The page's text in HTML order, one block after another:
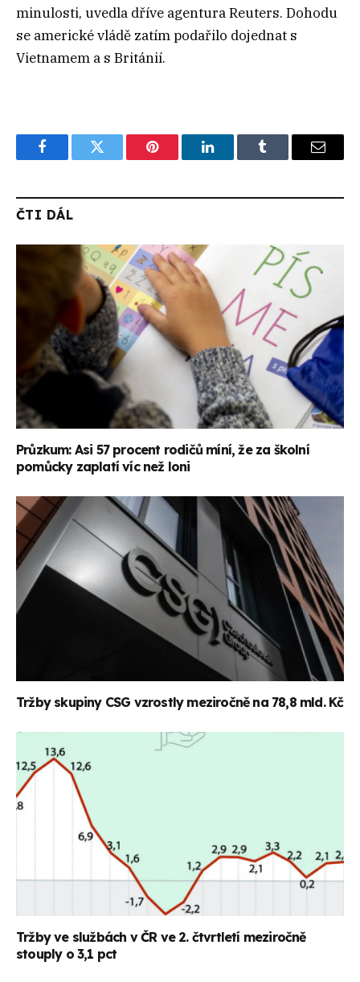
minulosti, uvedla dříve agentura Reuters. Dohodu
se americké vládě zatím podařilo dojednat s
Vietnamem a s Británií.
FacebookTwitter Pinterest LinkedInTumblr Email
ČTI DÁL
Průzkum: Asi 57 procent rodičů míní, že za školní
pomůcky zaplatí víc než loni
Tržby skupiny CSG vzrostly meziročně na 78,8 mld. Kč
Tržby ve službách v ČR ve 2. čtvrtletí meziročně
stouply o 3,1 pct